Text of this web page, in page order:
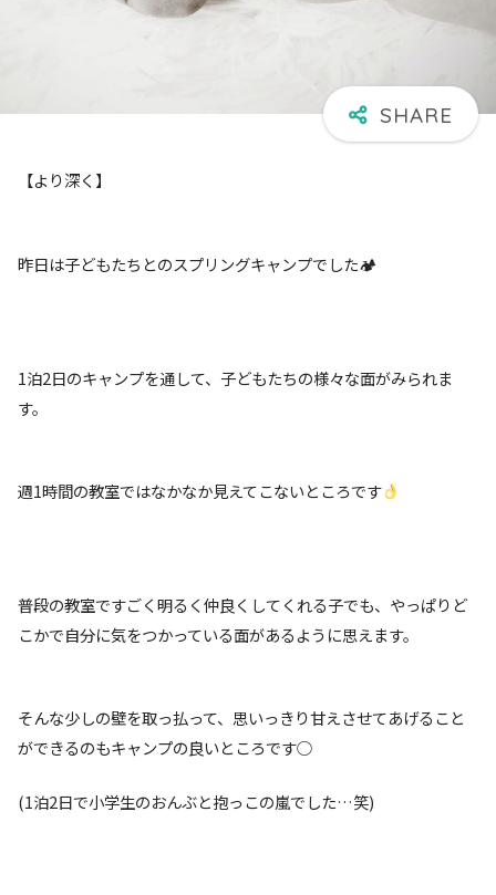
【より深く】
昨日は子どもたちとのスプリングキャンプでした🏕
1泊2日のキャンプを通して、子どもたちの様々な面がみられま
す。
週1時間の教室ではなかなか見えてこないところです
普段の教室ですごく明るく仲良くしてくれる子でも、やっぱりど
こかで自分に気をつかっている面があるように思えます。
そんな少しの壁を取っ払って、思いっきり甘えさせてあげること
ができるのもキャンプの良いところです○
(1泊2日で小学生のおんぶと抱っこの嵐でした…笑)